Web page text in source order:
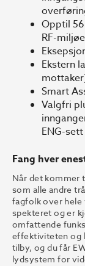
Opptil
RF-
Ekstern
Smart
Valgfri
ENG-
Fang hver
Når det kommer
som alle andre
fagfolk over hele
spekteret og er
omfattende
effektiviteten og
tilby, og du får
lydsystem for